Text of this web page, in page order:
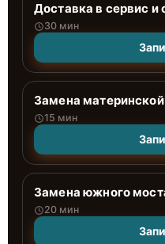
Доставка в сервис и
30 мин
Замена
15 мин
Замена южного
20 мин